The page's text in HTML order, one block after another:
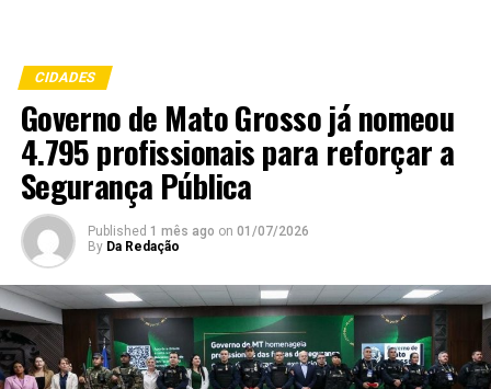
CIDADES
Governo de Mato Grosso já nomeou
4.795 profissionais para reforçar a
Segurança Pública
Published 1 mês ago on 01/07/2026
By Da Redação